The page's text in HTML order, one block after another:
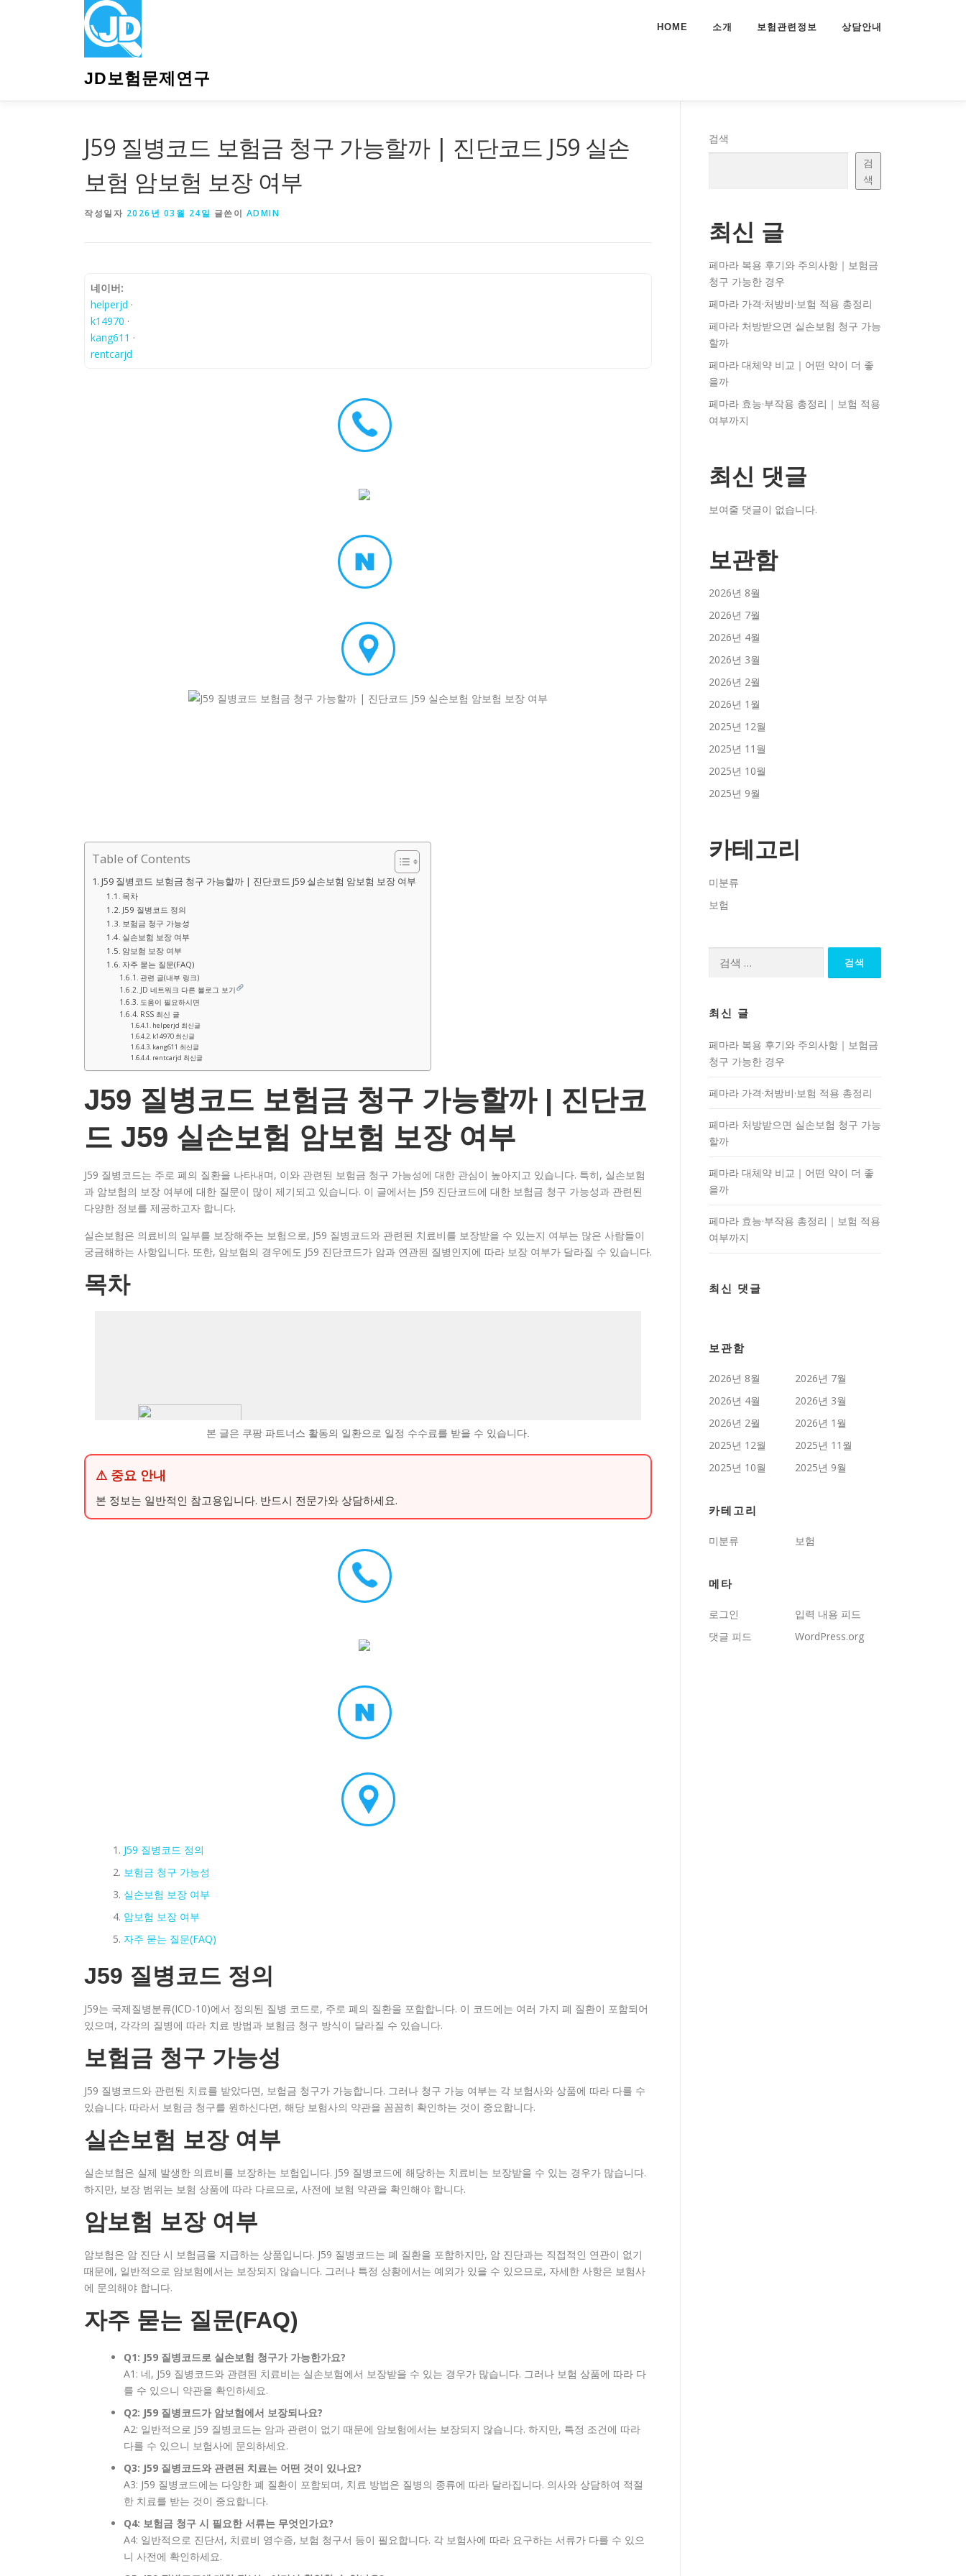
JD보험문제연구
HOME 소개 보험관련정보 상담안내
J59 질병코드 보험금 청구 가능할까 | 진단코드 J59 실손
보험 암보험 보장 여부
작성일자 2026년 03월 24일 글쓴이 ADMIN
네이버:
helperjd ·
k14970 ·
kang611 ·
rentcarjd
Table of Contents
J59 질병코드 보험금 청구 가능할까 | 진단코드 J59 실손보험 암보험 보장 여부
목차
J59 질병코드 정의
보험금 청구 가능성
실손보험 보장 여부
암보험 보장 여부
자주 묻는 질문(FAQ)
관련 글(내부 링크)
JD 네트워크 다른 블로그 보기
도움이 필요하시면
RSS 최신 글
helperjd 최신글
k14970 최신글
kang611 최신글
rentcarjd 최신글
J59 질병코드 보험금 청구 가능할까 | 진단코
드 J59 실손보험 암보험 보장 여부
J59 질병코드는 주로 폐의 질환을 나타내며, 이와 관련된 보험금 청구 가능성에 대한 관심이 높아지고 있습니다. 특히, 실손보험
과 암보험의 보장 여부에 대한 질문이 많이 제기되고 있습니다. 이 글에서는 J59 진단코드에 대한 보험금 청구 가능성과 관련된
다양한 정보를 제공하고자 합니다.
실손보험은 의료비의 일부를 보장해주는 보험으로, J59 질병코드와 관련된 치료비를 보장받을 수 있는지 여부는 많은 사람들이
궁금해하는 사항입니다. 또한, 암보험의 경우에도 J59 진단코드가 암과 연관된 질병인지에 따라 보장 여부가 달라질 수 있습니다.
목차
본 글은 쿠팡 파트너스 활동의 일환으로 일정 수수료를 받을 수 있습니다.
⚠ 중요 안내
본 정보는 일반적인 참고용입니다. 반드시 전문가와 상담하세요.
J59 질병코드 정의
보험금 청구 가능성
실손보험 보장 여부
암보험 보장 여부
자주 묻는 질문(FAQ)
J59 질병코드 정의
J59는 국제질병분류(ICD-10)에서 정의된 질병 코드로, 주로 폐의 질환을 포함합니다. 이 코드에는 여러 가지 폐 질환이 포함되어
있으며, 각각의 질병에 따라 치료 방법과 보험금 청구 방식이 달라질 수 있습니다.
보험금 청구 가능성
J59 질병코드와 관련된 치료를 받았다면, 보험금 청구가 가능합니다. 그러나 청구 가능 여부는 각 보험사와 상품에 따라 다를 수
있습니다. 따라서 보험금 청구를 원하신다면, 해당 보험사의 약관을 꼼꼼히 확인하는 것이 중요합니다.
실손보험 보장 여부
실손보험은 실제 발생한 의료비를 보장하는 보험입니다. J59 질병코드에 해당하는 치료비는 보장받을 수 있는 경우가 많습니다.
하지만, 보장 범위는 보험 상품에 따라 다르므로, 사전에 보험 약관을 확인해야 합니다.
암보험 보장 여부
암보험은 암 진단 시 보험금을 지급하는 상품입니다. J59 질병코드는 폐 질환을 포함하지만, 암 진단과는 직접적인 연관이 없기
때문에, 일반적으로 암보험에서는 보장되지 않습니다. 그러나 특정 상황에서는 예외가 있을 수 있으므로, 자세한 사항은 보험사
에 문의해야 합니다.
자주 묻는 질문(FAQ)
Q1: J59 질병코드로 실손보험 청구가 가능한가요?
A1: 네, J59 질병코드와 관련된 치료비는 실손보험에서 보장받을 수 있는 경우가 많습니다. 그러나 보험 상품에 따라 다
를 수 있으니 약관을 확인하세요.
Q2: J59 질병코드가 암보험에서 보장되나요?
A2: 일반적으로 J59 질병코드는 암과 관련이 없기 때문에 암보험에서는 보장되지 않습니다. 하지만, 특정 조건에 따라
다를 수 있으니 보험사에 문의하세요.
Q3: J59 질병코드와 관련된 치료는 어떤 것이 있나요?
A3: J59 질병코드에는 다양한 폐 질환이 포함되며, 치료 방법은 질병의 종류에 따라 달라집니다. 의사와 상담하여 적절
한 치료를 받는 것이 중요합니다.
Q4: 보험금 청구 시 필요한 서류는 무엇인가요?
A4: 일반적으로 진단서, 치료비 영수증, 보험 청구서 등이 필요합니다. 각 보험사에 따라 요구하는 서류가 다를 수 있으
니 사전에 확인하세요.
검색
검
색
최신 글
페마라 복용 후기와 주의사항｜보험금
청구 가능한 경우
페마라 가격·처방비·보험 적용 총정리
페마라 처방받으면 실손보험 청구 가능
할까
페마라 대체약 비교｜어떤 약이 더 좋
을까
페마라 효능·부작용 총정리｜보험 적용
여부까지
최신 댓글
보여줄 댓글이 없습니다.
보관함
2026년 8월
2026년 7월
2026년 4월
2026년 3월
2026년 2월
2026년 1월
2025년 12월
2025년 11월
2025년 10월
2025년 9월
카테고리
미분류
보험
최신 글
페마라 복용 후기와 주의사항｜보험금
청구 가능한 경우
페마라 가격·처방비·보험 적용 총정리
페마라 처방받으면 실손보험 청구 가능
할까
페마라 대체약 비교｜어떤 약이 더 좋
을까
페마라 효능·부작용 총정리｜보험 적용
여부까지
최신 댓글
보관함
2026년 8월
2026년 7월
2026년 4월
2026년 3월
2026년 2월
2026년 1월
2025년 12월
2025년 11월
2025년 10월
2025년 9월
카테고리
미분류 보험
메타
로그인
입력 내용 피드
댓글 피드
WordPress.org